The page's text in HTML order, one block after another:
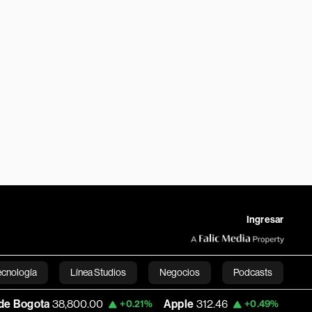
Ingresar
Línea Studios Negocios Podcasts
English
38,800.00 +0.21% Apple 312.46 +0.49% USD COP